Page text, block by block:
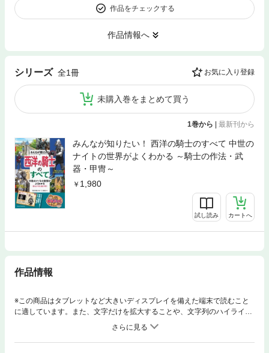
作品をチェックする
作品情報へ
シリーズ 全1冊 お気に入り登録
未購入巻をまとめて買う
1巻から | 最新刊から
みんなが知りたい！ 西洋の騎士のすべて 中世の
ナイトの世界がよくわかる ～騎士の作法・武
器・甲冑～
1,980
試し読み カートへ
作品情報
※この商品はタブレットなど大きいディスプレイを備えた端末で読むこと
に適しています。また、文字だけを拡大することや、文字列のハイライ
ト、検索、辞書の参照、引用などの機能が使用できません。★ 調べ学習
や自由研究にも役立つ!★ 写真＆図解でやさしく解説 ＊歴史上の英雄を
知りたい! ＊騎士になるにはどうすればいいの? ＊甲冑と武器のデザイ